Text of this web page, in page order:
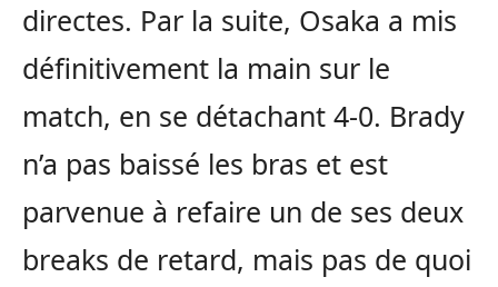
directes. Par la suite, Osaka a mis
définitivement la main sur le
match, en se détachant 4-0. Brady
n’a pas baissé les bras et est
parvenue à refaire un de ses deux
breaks de retard, mais pas de quoi